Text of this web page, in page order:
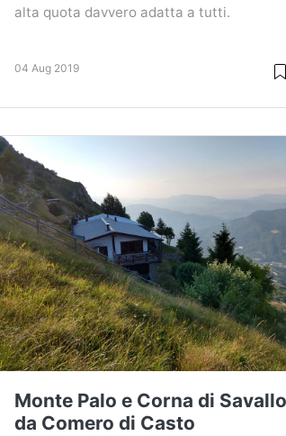
alta quota davvero adatta a tutti.
04 Aug 2019
Monte Palo e Corna di Savallo
da Comero di Casto